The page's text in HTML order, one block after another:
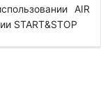
AIR
START&STOP